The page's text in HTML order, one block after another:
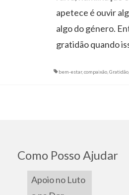
apetece é ouvir
algo do género.
gratidão quando
bem-estar, compaixão, Gratidão,
Como Posso Ajudar
Apoio no Luto